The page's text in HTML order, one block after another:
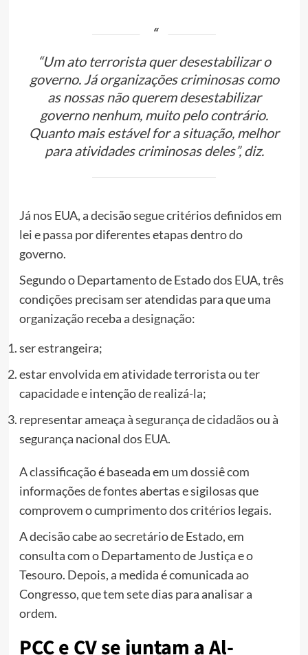
“Um ato terrorista quer desestabilizar o
governo. Já organizações criminosas como
as nossas não querem desestabilizar
governo nenhum, muito pelo contrário.
Quanto mais estável for a situação, melhor
para atividades criminosas deles”, diz.
Já nos EUA, a decisão segue critérios definidos em
lei e passa por diferentes etapas dentro do
governo.
Segundo o Departamento de Estado dos EUA, três
condições precisam ser atendidas para que uma
organização receba a designação:
ser estrangeira;
estar envolvida em atividade terrorista ou ter
capacidade e intenção de realizá-la;
representar ameaça à segurança de cidadãos ou à
segurança nacional dos EUA.
A classificação é baseada em um dossiê com
informações de fontes abertas e sigilosas que
comprovem o cumprimento dos critérios legais.
A decisão cabe ao secretário de Estado, em
consulta com o Departamento de Justiça e o
Tesouro. Depois, a medida é comunicada ao
Congresso, que tem sete dias para analisar a
ordem.
PCC e CV se juntam a Al-